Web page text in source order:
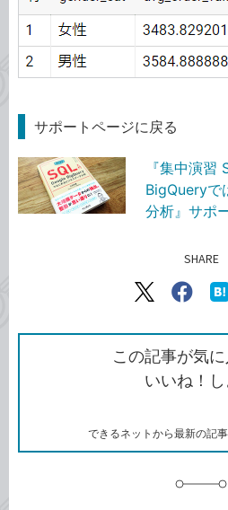
サポートページに戻る
『集中演習
BigQueryで
分析』サポ
SHARE
X（旧
で
シ
ェ
ア
シ
ェ
ア
この記事が気
いいね！し
できるネットから最新の記事